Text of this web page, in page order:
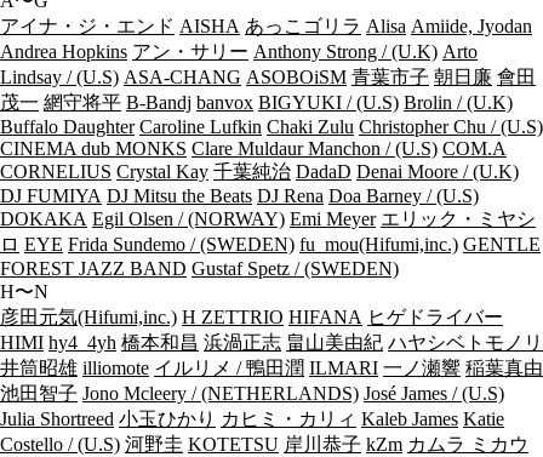
アイナ・ジ・エンド AISHA あっこゴリラ Alisa Amiide, Jyodan
Andrea Hopkins アン・サリー Anthony Strong / (U.K) Arto
Lindsay / (U.S) ASA-CHANG ASOBOiSM 青葉市子 朝日廉 會田
茂一 網守将平 B-Bandj banvox BIGYUKI / (U.S) Brolin / (U.K)
Buffalo Daughter Caroline Lufkin Chaki Zulu Christopher Chu / (U.S)
CINEMA dub MONKS Clare Muldaur Manchon / (U.S) COM.A
CORNELIUS Crystal Kay 千葉純治 DadaD Denai Moore / (U.K)
DJ FUMIYA DJ Mitsu the Beats DJ Rena Doa Barney / (U.S)
DOKAKA Egil Olsen / (NORWAY) Emi Meyer エリック・ミヤシ
ロ EYE Frida Sundemo / (SWEDEN) fu_mou(Hifumi,inc.) GENTLE
FOREST JAZZ BAND Gustaf Spetz / (SWEDEN)
H〜N
彦田元気(Hifumi,inc.) H ZETTRIO HIFANA ヒゲドライバー
HIMI hy4_4yh 橋本和昌 浜渦正志 畠山美由紀 ハヤシベトモノリ
井筒昭雄 illiomote イルリメ / 鴨田潤 ILMARI 一ノ瀬響 稲葉真由
池田智子 Jono Mcleery / (NETHERLANDS) José James / (U.S)
Julia Shortreed 小玉ひかり カヒミ・カリィ Kaleb James Katie
Costello / (U.S) 河野圭 KOTETSU 岸川恭子 kZm カムラ ミカウ